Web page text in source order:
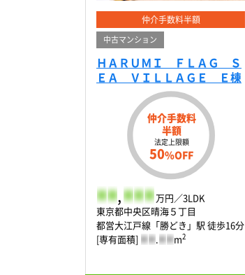
仲介手数料半額
中古マンション
ＨＡＲＵＭＩ ＦＬＡＧ Ｓ
ＥＡ ＶＩＬＬＡＧＥ Ｅ棟
仲介手数料
半額
法定上限額
50%OFF
- - ,- - - 万円／3LDK
東京都中央区晴海５丁目
都営大江戸線「勝どき」駅 徒歩16分
[専有面積] - - .- - m2